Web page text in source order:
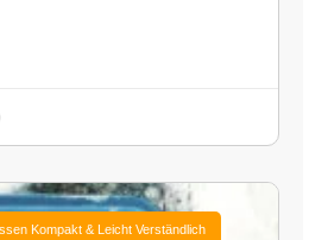
Kompakt & Leicht Verständlich